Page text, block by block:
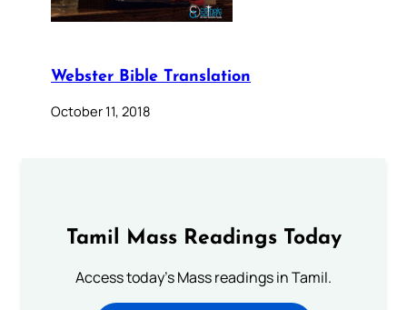
Webster Bible Translation
October 11, 2018
Tamil Mass Readings Today
Access today's Mass readings in Tamil.